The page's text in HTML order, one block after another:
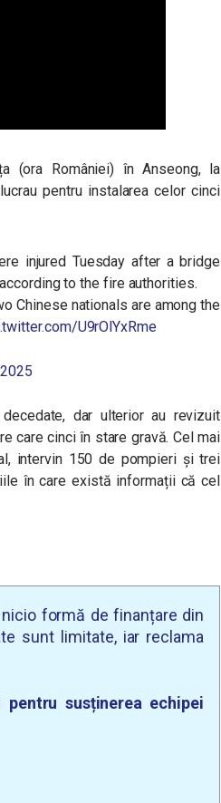
(ora României) în Anseong, la
pentru instalarea celor cinci
injured Tuesday after a bridge
to the fire authorities.
Chinese nationals are among the
U9rOlYxRme
dar ulterior au revizuit
care cinci în stare gravă. Cel mai
intervin 150 de pompieri și trei
în care există informații că cel
formă de finanțare din
sunt limitate, iar reclama
susținerea echipei